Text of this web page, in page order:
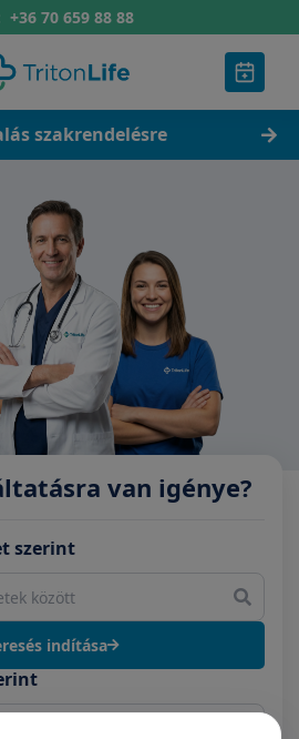
+36 70 659 88 88
szakrendelésre
van igénye?
szerint
indítása